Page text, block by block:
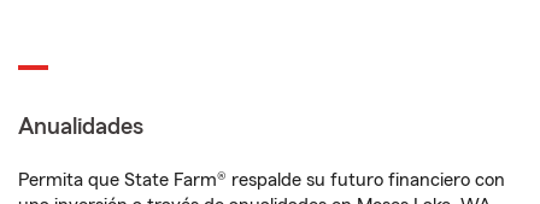
Anualidades
Permita que State Farm® respalde su futuro financiero con